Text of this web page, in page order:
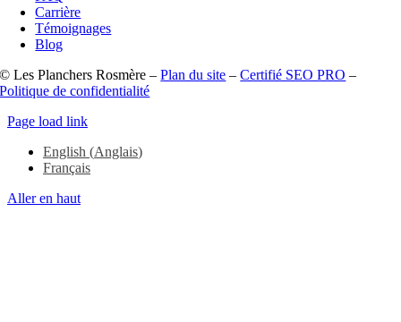
Carrière
Témoignages
Blog
© Les Planchers Rosmère –Plan du site –Certifié SEO PRO –
Politique de confidentialité
Page load link
English (Anglais)
Français
Aller en haut